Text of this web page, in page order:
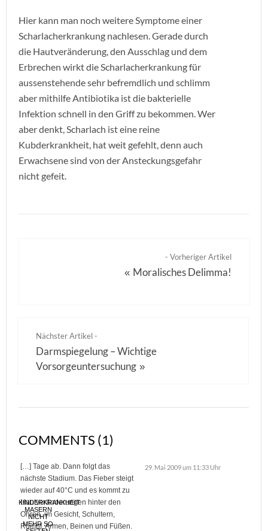
Hier kann man noch weitere Symptome einer
Scharlacherkrankung nachlesen. Gerade durch
die Hautveränderung, den Ausschlag und dem
Erbrechen wirkt die Scharlacherkrankung für
aussenstehende sehr befremdlich und schlimm
aber mithilfe Antibiotika ist die bakterielle
Infektion schnell in den Griff zu bekommen. Wer
aber denkt, Scharlach ist eine reine
Kubderkrankheit, hat weit gefehlt, denn auch
Erwachsene sind von der Ansteckungsgefahr
nicht gefeit.
- Vorheriger Artikel
« Moralisches Delimma!
Nächster Artikel -
Darmspiegelung – Wichtige
Vorsorgeuntersuchung »
COMMENTS (1)
KINDERKRANKHEIT
MASERN
NICHT
MEHR SO
29. Mai 2009 um 11:33 Uhr
[…] Tage ab. Dann folgt das
nächste Stadium. Das Fieber steigt
wieder auf 40°C und es kommt zu
Hautveränderungen hinter den
Ohren, im Gesicht, Schultern,
Rumpf, Armen, Beinen und Füßen.